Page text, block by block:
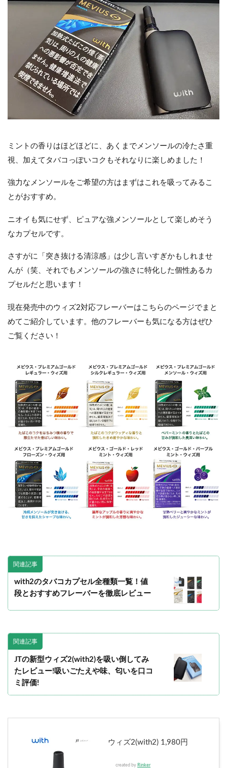
ミントの香りはほどほどに、あくまでメンソールの冷たさ重
視、加えてタバコっぽいコクもそれなりに楽しめました！
強力なメンソールをご希望の方はまずはこれを吸ってみるこ
とがおすすめ。
ニオイも気にせず、ピュアな強メンソールとして楽しめそう
なカプセルです。
さすがに「突き抜ける清涼感」は少し言いすぎかもしれませ
んが（笑、それでもメンソールの強さに特化した個性あるカ
プセルだと思います！
現在発売中のウィズ2対応フレーバーはこちらのページでまと
めてご紹介しています。他のフレーバーも気になる方はぜひ
ご覧ください！
関連記事
with2のタバコカプセル全種類一覧！値
段とおすすめフレーバーを徹底レビュー
関連記事
JTの新型ウィズ2(with2)を吸い倒してみ
たレビュー!吸いごたえや味、匂いを口コ
ミ評価!
ウィズ2(with2) 1,980円
created by Rinker